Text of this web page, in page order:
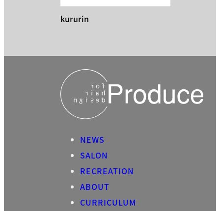
kururin
NEWS
SALON
RECREATION
ABOUT
CURRICULUM